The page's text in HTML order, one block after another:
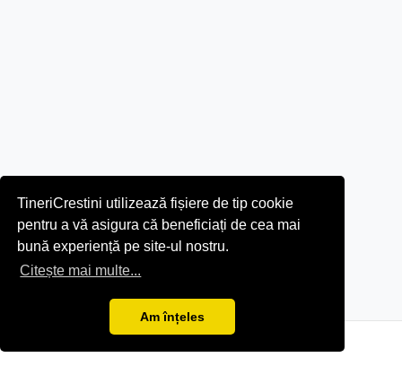
TineriCrestini utilizează fișiere de tip cookie
pentru a vă asigura că beneficiați de cea mai
bună experiență pe site-ul nostru.
Citește mai multe...
Am înțeles